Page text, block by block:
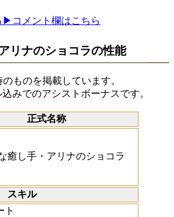
▶コメント欄はこちら
リナのショコラの性能
ものを掲載しています。
みでのアシストボーナスです。
正式名称
癒し手・アリナのショコラ
スキル
ト